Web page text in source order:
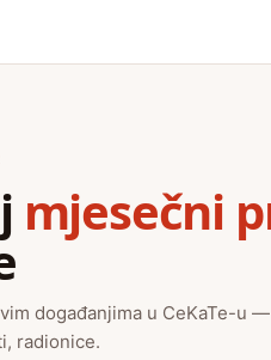
mjesečni
događanjima u CeKaTe-u
radionice.